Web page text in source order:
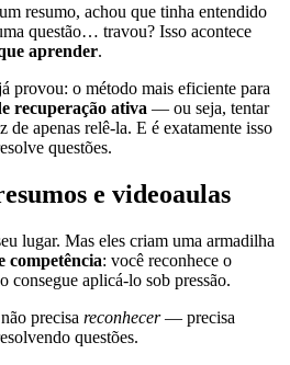
resumo, achou que tinha entendido
questão… travou? Isso acontece
aprender.
provou: o método mais eficiente para
recuperação ativa — ou seja, tentar
de apenas relê-la. E é exatamente isso
questões.
e videoaulas
lugar. Mas eles criam uma armadilha
competência: você reconhece o
consegue aplicá-lo sob pressão.
precisa reconhecer— precisa
questões.